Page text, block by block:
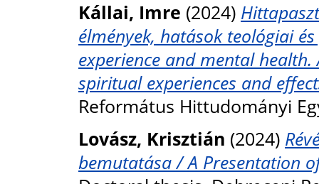
Kállai, Imre (2024)
élmények, hatások teológiai
experience and mental
spiritual experiences and
Református Hittudományi
Lovász, Krisztián (2024)
bemutatása / A Presentation